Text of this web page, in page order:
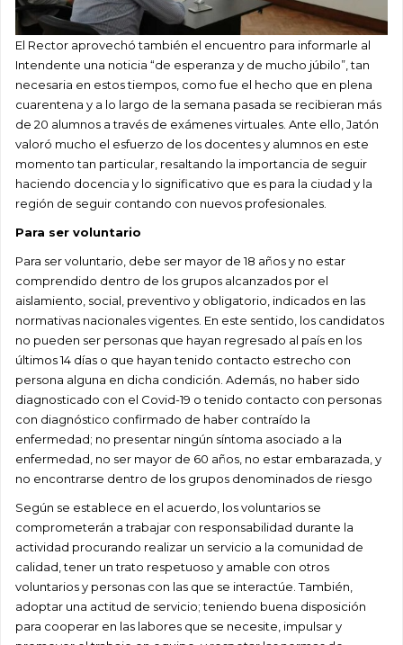
El Rector aprovechó también el encuentro para informarle al
Intendente una noticia “de esperanza y de mucho júbilo”, tan
necesaria en estos tiempos, como fue el hecho que en plena
cuarentena y a lo largo de la semana pasada se recibieran más
de 20 alumnos a través de exámenes virtuales. Ante ello, Jatón
valoró mucho el esfuerzo de los docentes y alumnos en este
momento tan particular, resaltando la importancia de seguir
haciendo docencia y lo significativo que es para la ciudad y la
región de seguir contando con nuevos profesionales.
Para ser voluntario
Para ser voluntario, debe ser mayor de 18 años y no estar
comprendido dentro de los grupos alcanzados por el
aislamiento, social, preventivo y obligatorio, indicados en las
normativas nacionales vigentes. En este sentido, los candidatos
no pueden ser personas que hayan regresado al país en los
últimos 14 días o que hayan tenido contacto estrecho con
persona alguna en dicha condición. Además, no haber sido
diagnosticado con el Covid-19 o tenido contacto con personas
con diagnóstico confirmado de haber contraído la
enfermedad; no presentar ningún síntoma asociado a la
enfermedad, no ser mayor de 60 años, no estar embarazada, y
no encontrarse dentro de los grupos denominados de riesgo
Según se establece en el acuerdo, los voluntarios se
comprometerán a trabajar con responsabilidad durante la
actividad procurando realizar un servicio a la comunidad de
calidad, tener un trato respetuoso y amable con otros
voluntarios y personas con las que se interactúe. También,
adoptar una actitud de servicio; teniendo buena disposición
para cooperar en las labores que se necesite, impulsar y